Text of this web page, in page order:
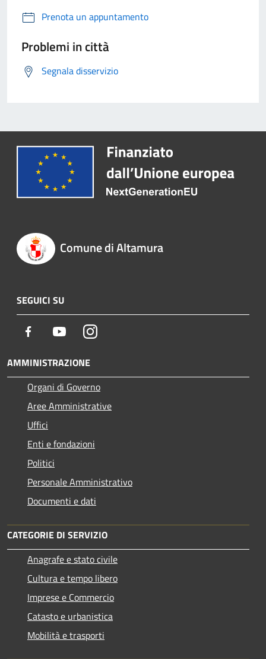
Prenota un appuntamento
Problemi in città
Segnala disservizio
Comune di Altamura
SEGUICI SU
Facebook YoutubeInstagram
AMMINISTRAZIONE
Organi di Governo
Aree Amministrative
Uffici
Enti e fondazioni
Politici
Personale Amministrativo
Documenti e dati
CATEGORIE DI SERVIZIO
Anagrafe e stato civile
Cultura e tempo libero
Imprese e Commercio
Catasto e urbanistica
Mobilità e trasporti